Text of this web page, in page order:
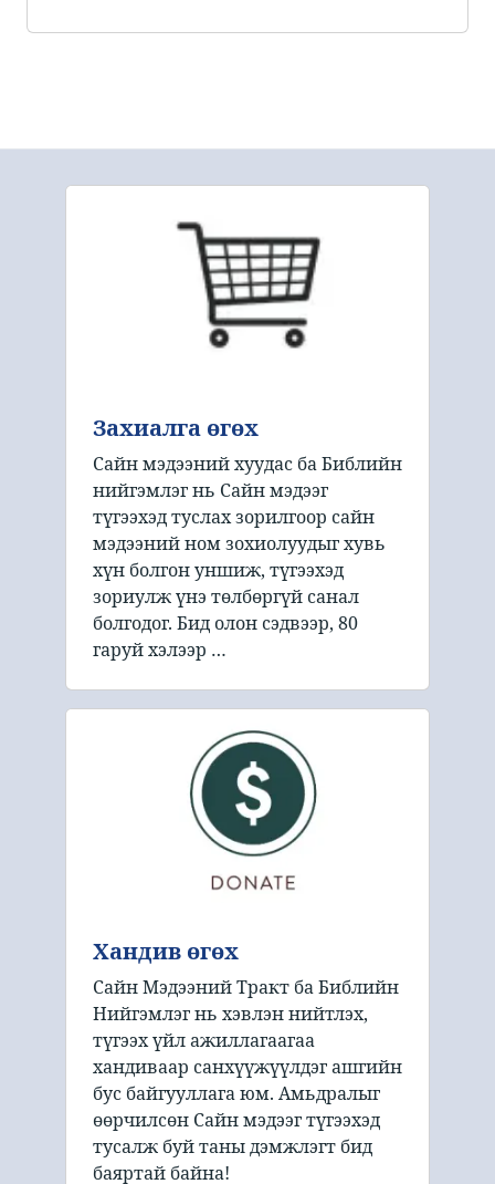
Захиалга өгөх
Сайн мэдээний хуудас ба Библийн
нийгэмлэг нь Сайн мэдээг
түгээхэд туслах зорилгоор сайн
мэдээний ном зохиолуудыг хувь
хүн болгон уншиж, түгээхэд
зориулж үнэ төлбөргүй санал
болгодог. Бид олон сэдвээр, 80
гаруй хэлээр …
Хандив өгөх
Сайн Мэдээний Тракт ба Библийн
Нийгэмлэг нь хэвлэн нийтлэх,
түгээх үйл ажиллагаагаа
хандиваар санхүүжүүлдэг ашгийн
бус байгууллага юм. Амьдралыг
өөрчилсөн Сайн мэдээг түгээхэд
тусалж буй таны дэмжлэгт бид
баяртай байна!